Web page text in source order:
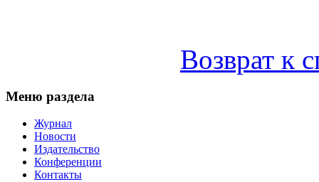
Возврат к
Меню раздела
Журнал
Новости
Издательство
Конференции
Контакты